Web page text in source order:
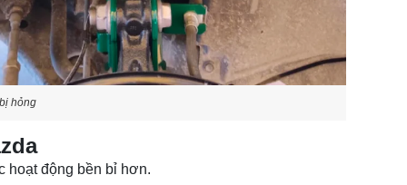
hỏng
hoạt động bền bỉ hơn.